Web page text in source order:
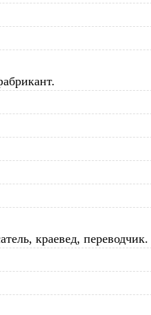
краевед, переводчик.